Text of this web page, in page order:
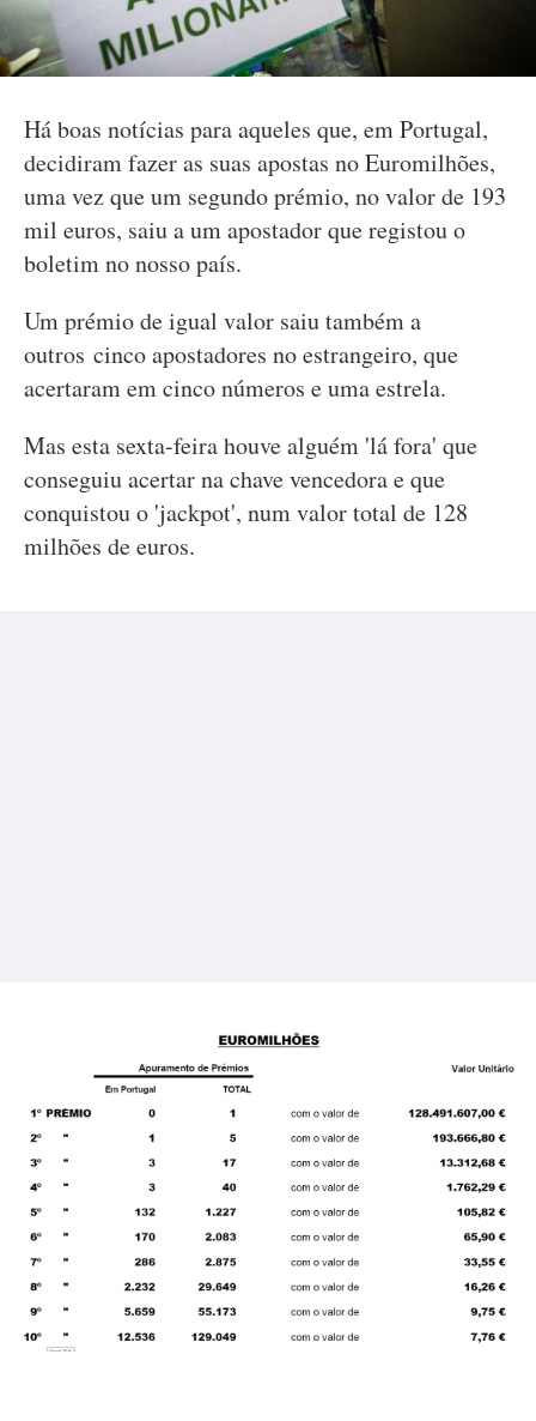
Há boas notícias para aqueles que, em Portugal,
decidiram fazer as suas apostas no Euromilhões,
uma vez que um segundo prémio, no valor de 193
mil euros, saiu a um apostador que registou o
boletim no nosso país.
Um prémio de igual valor saiu também a
outros cinco apostadores no estrangeiro, que
acertaram em cinco números e uma estrela.
Mas esta sexta-feira houve alguém 'lá fora' que
conseguiu acertar na chave vencedora e que
conquistou o 'jackpot', num valor total de 128
milhões de euros.